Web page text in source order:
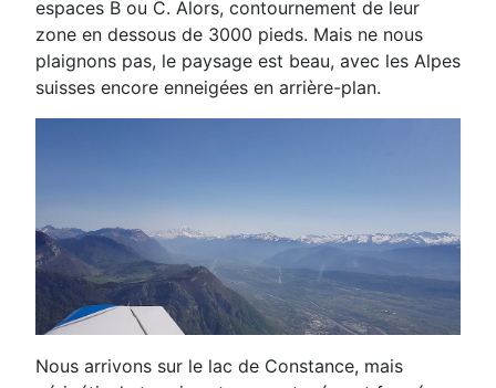
espaces B ou C. Alors, contournement de leur
zone en dessous de 3000 pieds. Mais ne nous
plaignons pas, le paysage est beau, avec les Alpes
suisses encore enneigées en arrière-plan.
Nous arrivons sur le lac de Constance, mais